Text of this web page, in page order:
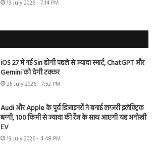
19 July 2026 - 7:14 PM
iOS 27 में नई Siri होगी पहले से ज्यादा स्मार्ट, ChatGPT और
Gemini को देगी टक्कर
25 July 2026 - 7:52 PM
Audi और Apple के पूर्व डिजाइनरों ने बनाई लग्जरी इलेक्ट्रिक
बग्गी, 100 किमी से ज्यादा की रेंज के साथ आएगी यह अनोखी
EV
19 July 2026 - 4:48 PM